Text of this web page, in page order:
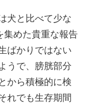
犬と比べて少な
集めた貴重な報告
ばかりではない
うで、膀胱部分
から積極的に検
れでも生存期間